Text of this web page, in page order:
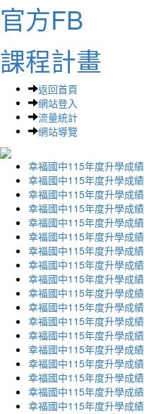
官方FB
課程計畫
返回首頁
網站登入
流量統計
網站導覽
幸福國中115年度升學成
幸福國中115年度升學成
幸福國中115年度升學成
幸福國中115年度升學成
幸福國中115年度升學成
幸福國中115年度升學成
幸福國中115年度升學成
幸福國中115年度升學成
幸福國中115年度升學成
幸福國中115年度升學成
幸福國中115年度升學成
幸福國中115年度升學成
幸福國中115年度升學成
幸福國中115年度升學成
幸福國中115年度升學成
幸福國中115年度升學成
幸福國中115年度升學成
幸福國中115年度升學成